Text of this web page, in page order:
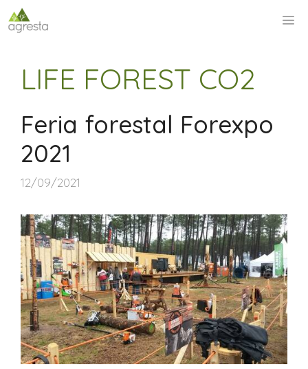
Saltar
al
LIFE FOREST CO2
Feria forestal Forexpo
2021
12/09/2021